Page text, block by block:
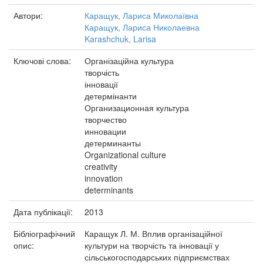
Автори:
Каращук, Лариса Миколаївна
Каращук, Лариса Николаевна
Karashchuk, Larisa
Ключові слова:
Організаційна культура
творчість
інновації
детермінанти
Организационная культура
творчество
инновации
детерминанты
Organizational culture
creativity
innovation
determinants
Дата публікації:
2013
Бібліографічний
опис:
Каращук Л. М. Вплив організаційної
культури на творчість та інновації у
сільськогосподарських підприємствах